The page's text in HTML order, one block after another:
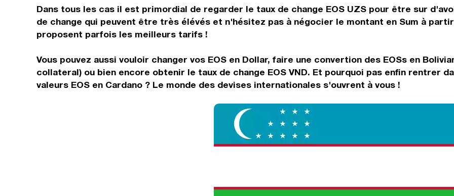
Dans tous les cas il est primordial de regarder le taux de change EOS UZS pour être sur
de change qui peuvent être très élévés et n'hésitez pas à négocier le montant en Sum à
proposent parfois les meilleurs tarifs !
Vous pouvez aussi vouloir changer vos EOS en Dollar, faire une convertion des EOSs en
collateral) ou bien encore obtenir le taux de change EOS VND. Et pourquoi pas enfin rentrer
valeurs EOS en Cardano ? Le monde des devises internationales s'ouvrent à vous !